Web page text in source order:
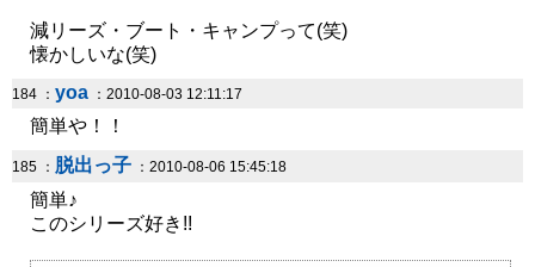
減リーズ・ブート・キャンプって(笑)
懐かしいな(笑)
184 ： yoa ：2010-08-03 12:11:17
簡単や！！
185 ： 脱出っ子 ：2010-08-06 15:45:18
簡単♪
このシリーズ好き!!